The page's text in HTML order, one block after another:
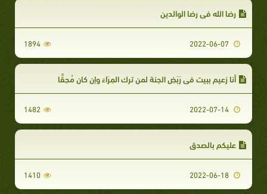
رضا الله في رضا الوالدين
1894
أنا زعيم ببيت في رَبَضِ الجنة لمن ترك المِرَاءَ وإن كان مُحِقًّا
1482
عليكم بالصدق
1410